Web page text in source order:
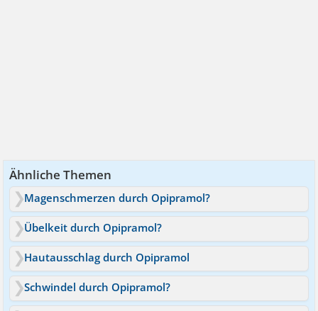
Ähnliche Themen
Magenschmerzen durch Opipramol?
Übelkeit durch Opipramol?
Hautausschlag durch Opipramol
Schwindel durch Opipramol?